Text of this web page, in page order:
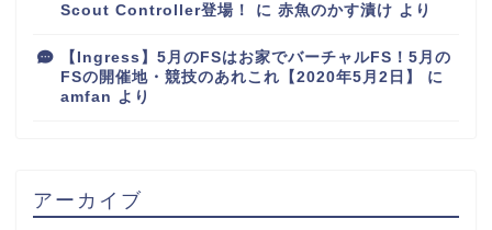
Scout Controller登場！
に 赤魚のかす漬け より
【Ingress】5月のFSはお家でバーチャルFS！5月の
FSの開催地・競技のあれこれ【2020年5月2日】
に
amfan より
アーカイブ